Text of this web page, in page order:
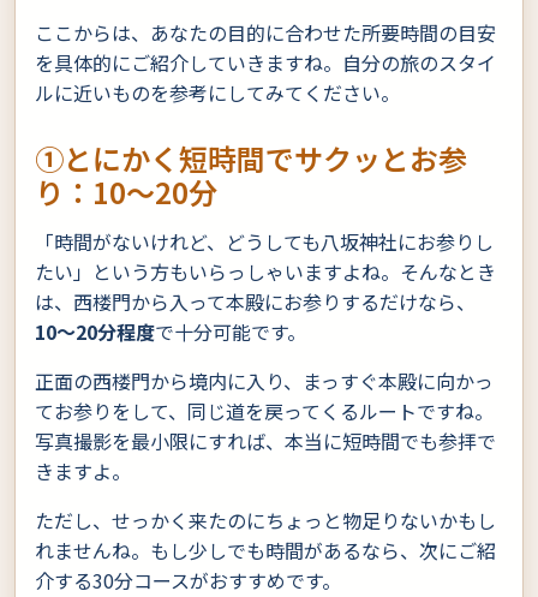
ここからは、あなたの目的に合わせた所要時間の目安
を具体的にご紹介していきますね。自分の旅のスタイ
ルに近いものを参考にしてみてください。
①とにかく短時間でサクッとお参
り：10〜20分
「時間がないけれど、どうしても八坂神社にお参りし
たい」という方もいらっしゃいますよね。そんなとき
は、西楼門から入って本殿にお参りするだけなら、
10〜20分程度で十分可能です。
正面の西楼門から境内に入り、まっすぐ本殿に向かっ
てお参りをして、同じ道を戻ってくるルートですね。
写真撮影を最小限にすれば、本当に短時間でも参拝で
きますよ。
ただし、せっかく来たのにちょっと物足りないかもし
れませんね。もし少しでも時間があるなら、次にご紹
介する30分コースがおすすめです。